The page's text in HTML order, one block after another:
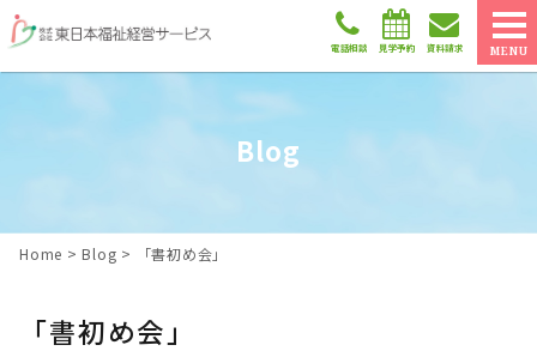
MENU
電話相談 見学予約 資料請求
Blog
Home > Blog > 「書初め会」
「書初め会」